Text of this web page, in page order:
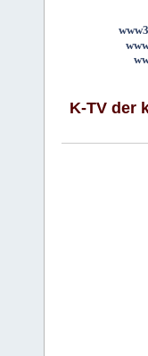
K-TV der